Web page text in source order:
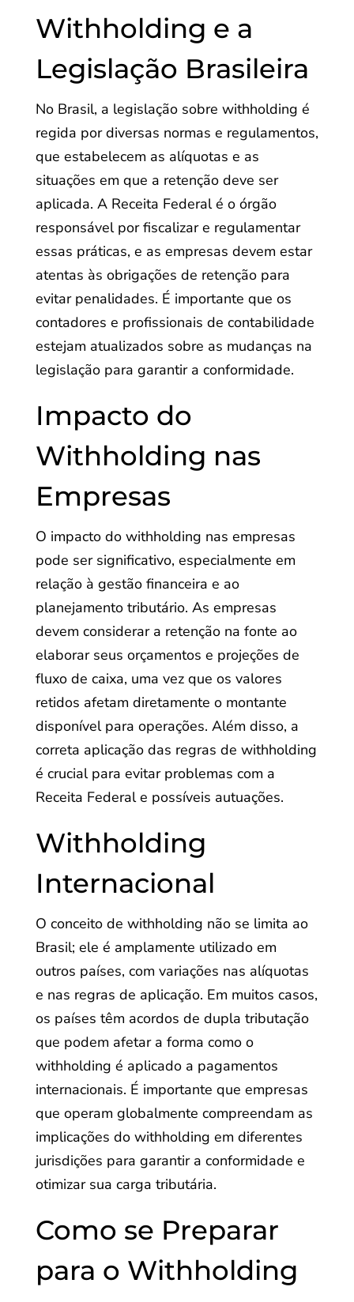
Withholding e a
Legislação Brasileira
No Brasil, a legislação sobre withholding é
regida por diversas normas e regulamentos,
que estabelecem as alíquotas e as
situações em que a retenção deve ser
aplicada. A Receita Federal é o órgão
responsável por fiscalizar e regulamentar
essas práticas, e as empresas devem estar
atentas às obrigações de retenção para
evitar penalidades. É importante que os
contadores e profissionais de contabilidade
estejam atualizados sobre as mudanças na
legislação para garantir a conformidade.
Impacto do
Withholding nas
Empresas
O impacto do withholding nas empresas
pode ser significativo, especialmente em
relação à gestão financeira e ao
planejamento tributário. As empresas
devem considerar a retenção na fonte ao
elaborar seus orçamentos e projeções de
fluxo de caixa, uma vez que os valores
retidos afetam diretamente o montante
disponível para operações. Além disso, a
correta aplicação das regras de withholding
é crucial para evitar problemas com a
Receita Federal e possíveis autuações.
Withholding
Internacional
O conceito de withholding não se limita ao
Brasil; ele é amplamente utilizado em
outros países, com variações nas alíquotas
e nas regras de aplicação. Em muitos casos,
os países têm acordos de dupla tributação
que podem afetar a forma como o
withholding é aplicado a pagamentos
internacionais. É importante que empresas
que operam globalmente compreendam as
implicações do withholding em diferentes
jurisdições para garantir a conformidade e
otimizar sua carga tributária.
Como se Preparar
para o Withholding